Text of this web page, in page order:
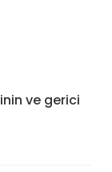
ve gerici